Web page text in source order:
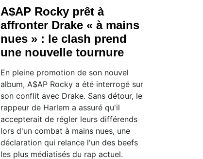
A$AP Rocky prêt à
affronter Drake « à mains
nues » : le clash prend
une nouvelle tournure
En pleine promotion de son nouvel
album, A$AP Rocky a été interrogé sur
son conflit avec Drake. Sans détour, le
rappeur de Harlem a assuré qu'il
accepterait de régler leurs différends
lors d'un combat à mains nues, une
déclaration qui relance l'un des beefs
les plus médiatisés du rap actuel.